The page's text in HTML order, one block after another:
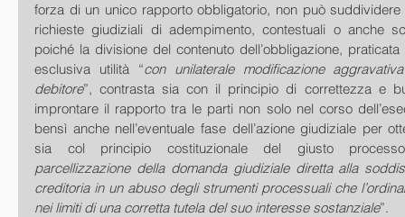
forza di un unico rapporto obbligatorio, non può
richieste giudiziali di adempimento, contestuali o anche
poiché la divisione del contenuto dell’obbligazione,
esclusiva utilità “con unilaterale modificazione
debitore”, contrasta sia con il principio di correttezza e
improntare il rapporto tra le parti non solo nel corso
bensì anche nell’eventuale fase dell’azione giudiziale per
sia col principio costituzionale del giusto
parcellizzazione della domanda giudiziale diretta alla
creditoria in un abuso degli strumenti processuali che
nei limiti di una corretta tutela del suo interesse sostanziale”.